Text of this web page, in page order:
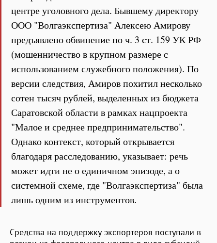
центре уголовного дела. Бывшему директору
ООО "Волгаэкспертиза" Алексею Амирову
предъявлено обвинение по ч. 3 ст. 159 УК РФ
(мошенничество в крупном размере с
использованием служебного положения). По
версии следствия, Амиров похитил несколько
сотен тысяч рублей, выделенных из бюджета
Саратовской области в рамках нацпроекта
"Малое и среднее предпринимательство".
Однако контекст, который открывается
благодаря расследованию, указывает: речь
может идти не о единичном эпизоде, а о
системной схеме, где "Волгаэкспертиза" была
лишь одним из инструментов.
Средства на поддержку экспортеров поступали в